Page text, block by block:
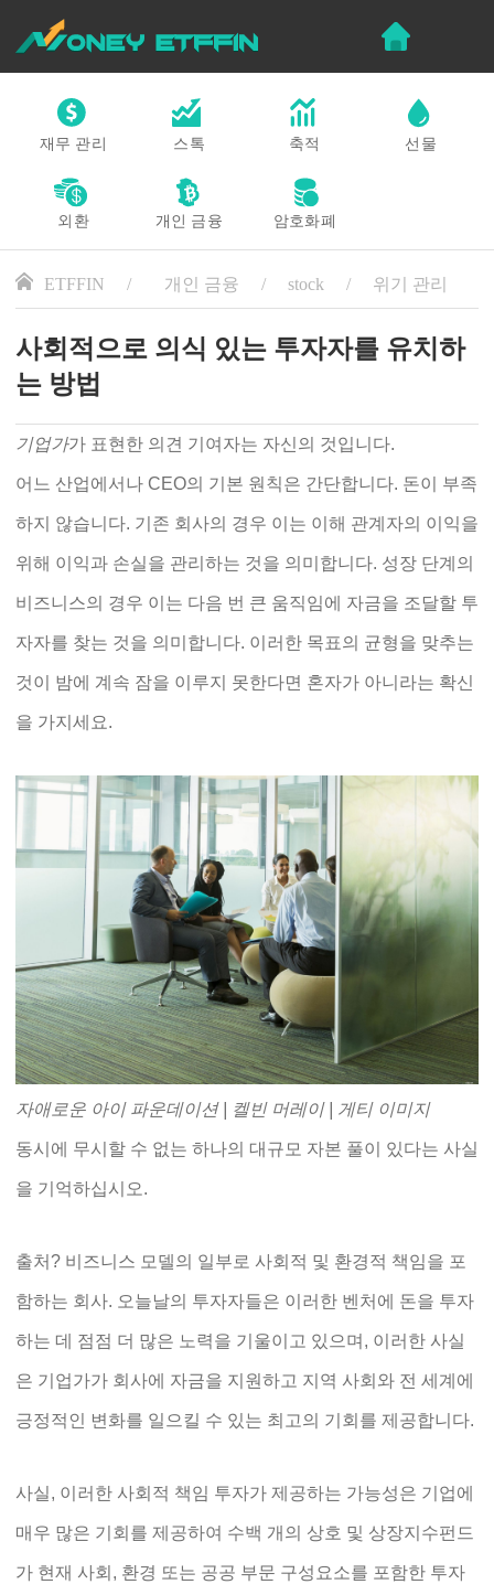
재무 관리 스톡 축적 선물
외환 개인 금융 암호화폐
ETFFIN 개인 금융 stock 위기 관리
사회적으로 의식 있는 투자자를 유치하
는 방법
기업가가 표현한 의견 기여자는 자신의 것입니다.
어느 산업에서나 CEO의 기본 원칙은 간단합니다. 돈이 부족
하지 않습니다. 기존 회사의 경우 이는 이해 관계자의 이익을
위해 이익과 손실을 관리하는 것을 의미합니다. 성장 단계의
비즈니스의 경우 이는 다음 번 큰 움직임에 자금을 조달할 투
자자를 찾는 것을 의미합니다. 이러한 목표의 균형을 맞추는
것이 밤에 계속 잠을 이루지 못한다면 혼자가 아니라는 확신
을 가지세요.
자애로운 아이 파운데이션 | 켈빈 머레이 | 게티 이미지
동시에 무시할 수 없는 하나의 대규모 자본 풀이 있다는 사실
을 기억하십시오.
출처? 비즈니스 모델의 일부로 사회적 및 환경적 책임을 포
함하는 회사. 오늘날의 투자자들은 이러한 벤처에 돈을 투자
하는 데 점점 더 많은 노력을 기울이고 있으며, 이러한 사실
은 기업가가 회사에 자금을 지원하고 지역 사회와 전 세계에
긍정적인 변화를 일으킬 수 있는 최고의 기회를 제공합니다.
사실, 이러한 사회적 책임 투자가 제공하는 가능성은 기업에
매우 많은 기회를 제공하여 수백 개의 상호 및 상장지수펀드
가 현재 사회, 환경 또는 공공 부문 구성요소를 포함한 투자